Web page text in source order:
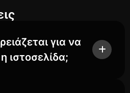
για να
ιστοσελίδα;